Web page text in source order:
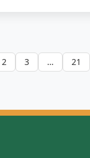
2 3 … 21